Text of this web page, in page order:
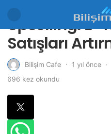
Upselling: E-
Satışları
Bilişim Cafe
1 yıl önce
696 kez okundu